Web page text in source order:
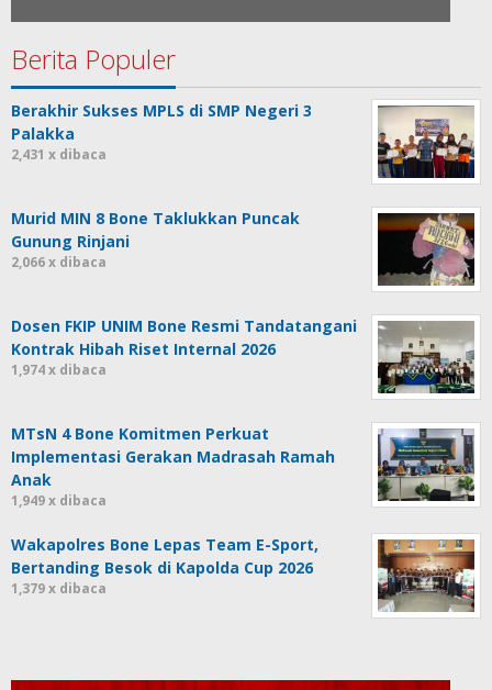
Berita Populer
Berakhir Sukses MPLS di SMP Negeri 3
Palakka
2,431 x dibaca
Murid MIN 8 Bone Taklukkan Puncak
Gunung Rinjani
2,066 x dibaca
Dosen FKIP UNIM Bone Resmi Tandatangani
Kontrak Hibah Riset Internal 2026
1,974 x dibaca
MTsN 4 Bone Komitmen Perkuat
Implementasi Gerakan Madrasah Ramah
Anak
1,949 x dibaca
Wakapolres Bone Lepas Team E-Sport,
Bertanding Besok di Kapolda Cup 2026
1,379 x dibaca